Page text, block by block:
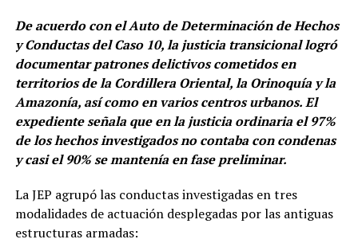
De acuerdo con el Auto de Determinación de Hechos
y Conductas del Caso 10, la justicia transicional logró
documentar patrones delictivos cometidos en
territorios de la Cordillera Oriental, la Orinoquía y la
Amazonía, así como en varios centros urbanos. El
expediente señala que en la justicia ordinaria el 97%
de los hechos investigados no contaba con condenas
y casi el 90% se mantenía en fase preliminar.
La JEP agrupó las conductas investigadas en tres
modalidades de actuación desplegadas por las antiguas
estructuras armadas: